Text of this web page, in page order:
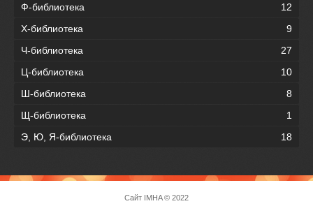
Ф-библиотека
12
Х-библиотека
9
Ч-библиотека
27
Ц-библиотека
10
Ш-библиотека
8
Щ-библиотека
1
Э, Ю, Я-библиотека
18
Сайт IMHA© 2022